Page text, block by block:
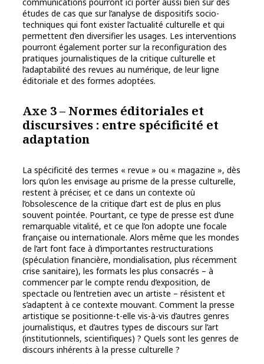
études de cas que sur l’analyse de dispositifs socio-
techniques qui font exister l’actualité culturelle et qui
permettent d’en diversifier les usages. Les interventions
pourront également porter sur la reconfiguration des
pratiques journalistiques de la critique culturelle et
l’adaptabilité des revues au numérique, de leur ligne
éditoriale et des formes adoptées.
Axe 3 – Normes éditoriales et
discursives : entre spécificité et
adaptation
La spécificité des termes « revue » ou « magazine », dès
lors qu’on les envisage au prisme de la presse culturelle,
restent à préciser, et ce dans un contexte où
l’obsolescence de la critique d’art est de plus en plus
souvent pointée. Pourtant, ce type de presse est d’une
remarquable vitalité, et ce que l’on adopte une focale
française ou internationale. Alors même que les mondes
de l’art font face à d’importantes restructurations
(spéculation financière, mondialisation, plus récemment
crise sanitaire), les formats les plus consacrés – à
commencer par le compte rendu d’exposition, de
spectacle ou l’entretien avec un artiste – résistent et
s’adaptent à ce contexte mouvant. Comment la presse
artistique se positionne-t-elle vis-à-vis d’autres genres
journalistiqus, et d’autres types de discours sur l’art
(institutionnels, scientifiques) ? Quels sont les genres de
discours inhérents à la presse culturelle ?